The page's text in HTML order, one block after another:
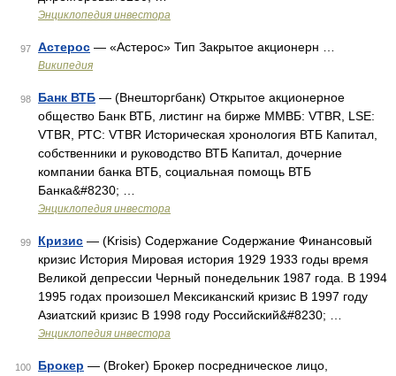
Энциклопедия инвестора
97 Астерос — «Астерос» Тип Закрытое акционерн …
Википедия
98 Банк ВТБ — (Внешторгбанк) Открытое акционерное
общество Банк ВТБ, листинг на бирже ММВБ: VTBR, LSE:
VTBR, РТС: VTBR Историческая хронология ВТБ Капитал,
собственники и руководство ВТБ Капитал, дочерние
компании банка ВТБ, социальная помощь ВТБ
Банка&#8230; …
Энциклопедия инвестора
99 Кризис — (Krisis) Содержание Содержание Финансовый
кризис История Мировая история 1929 1933 годы время
Великой депрессии Черный понедельник 1987 года. В 1994
1995 годах произошел Мексиканский кризис В 1997 году
Азиатский кризис В 1998 году Российский&#8230; …
Энциклопедия инвестора
100 Брокер — (Broker) Брокер посредническое лицо,